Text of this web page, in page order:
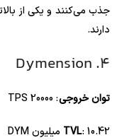
دارند.
4. Dymension
توان خروجی: 20000 TPS
TVL: 10.42 میلیون DYM